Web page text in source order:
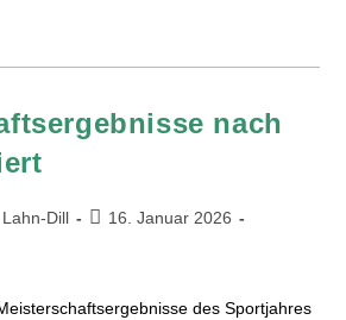
nach
Dill
16. Januar 2026
des Sportjahres